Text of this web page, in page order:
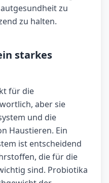
zu
zu halten.
starkes
für die
aber sie
und die
Haustieren. Ein
ist entscheidend
die für die
sind. Probiotika